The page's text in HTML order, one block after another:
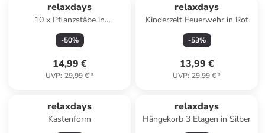
relaxdays
10 x Pflanzstäbe in
Dunkelgrün - 80 cm
-50%
14,99 €
UVP: 29,99 €*
relaxdays
Kinderzelt Feuerwehr in Rot
-53%
13,99 €
UVP: 29,99 €*
relaxdays
Kastenform
relaxdays
Hängekorb 3 Etagen in Silber